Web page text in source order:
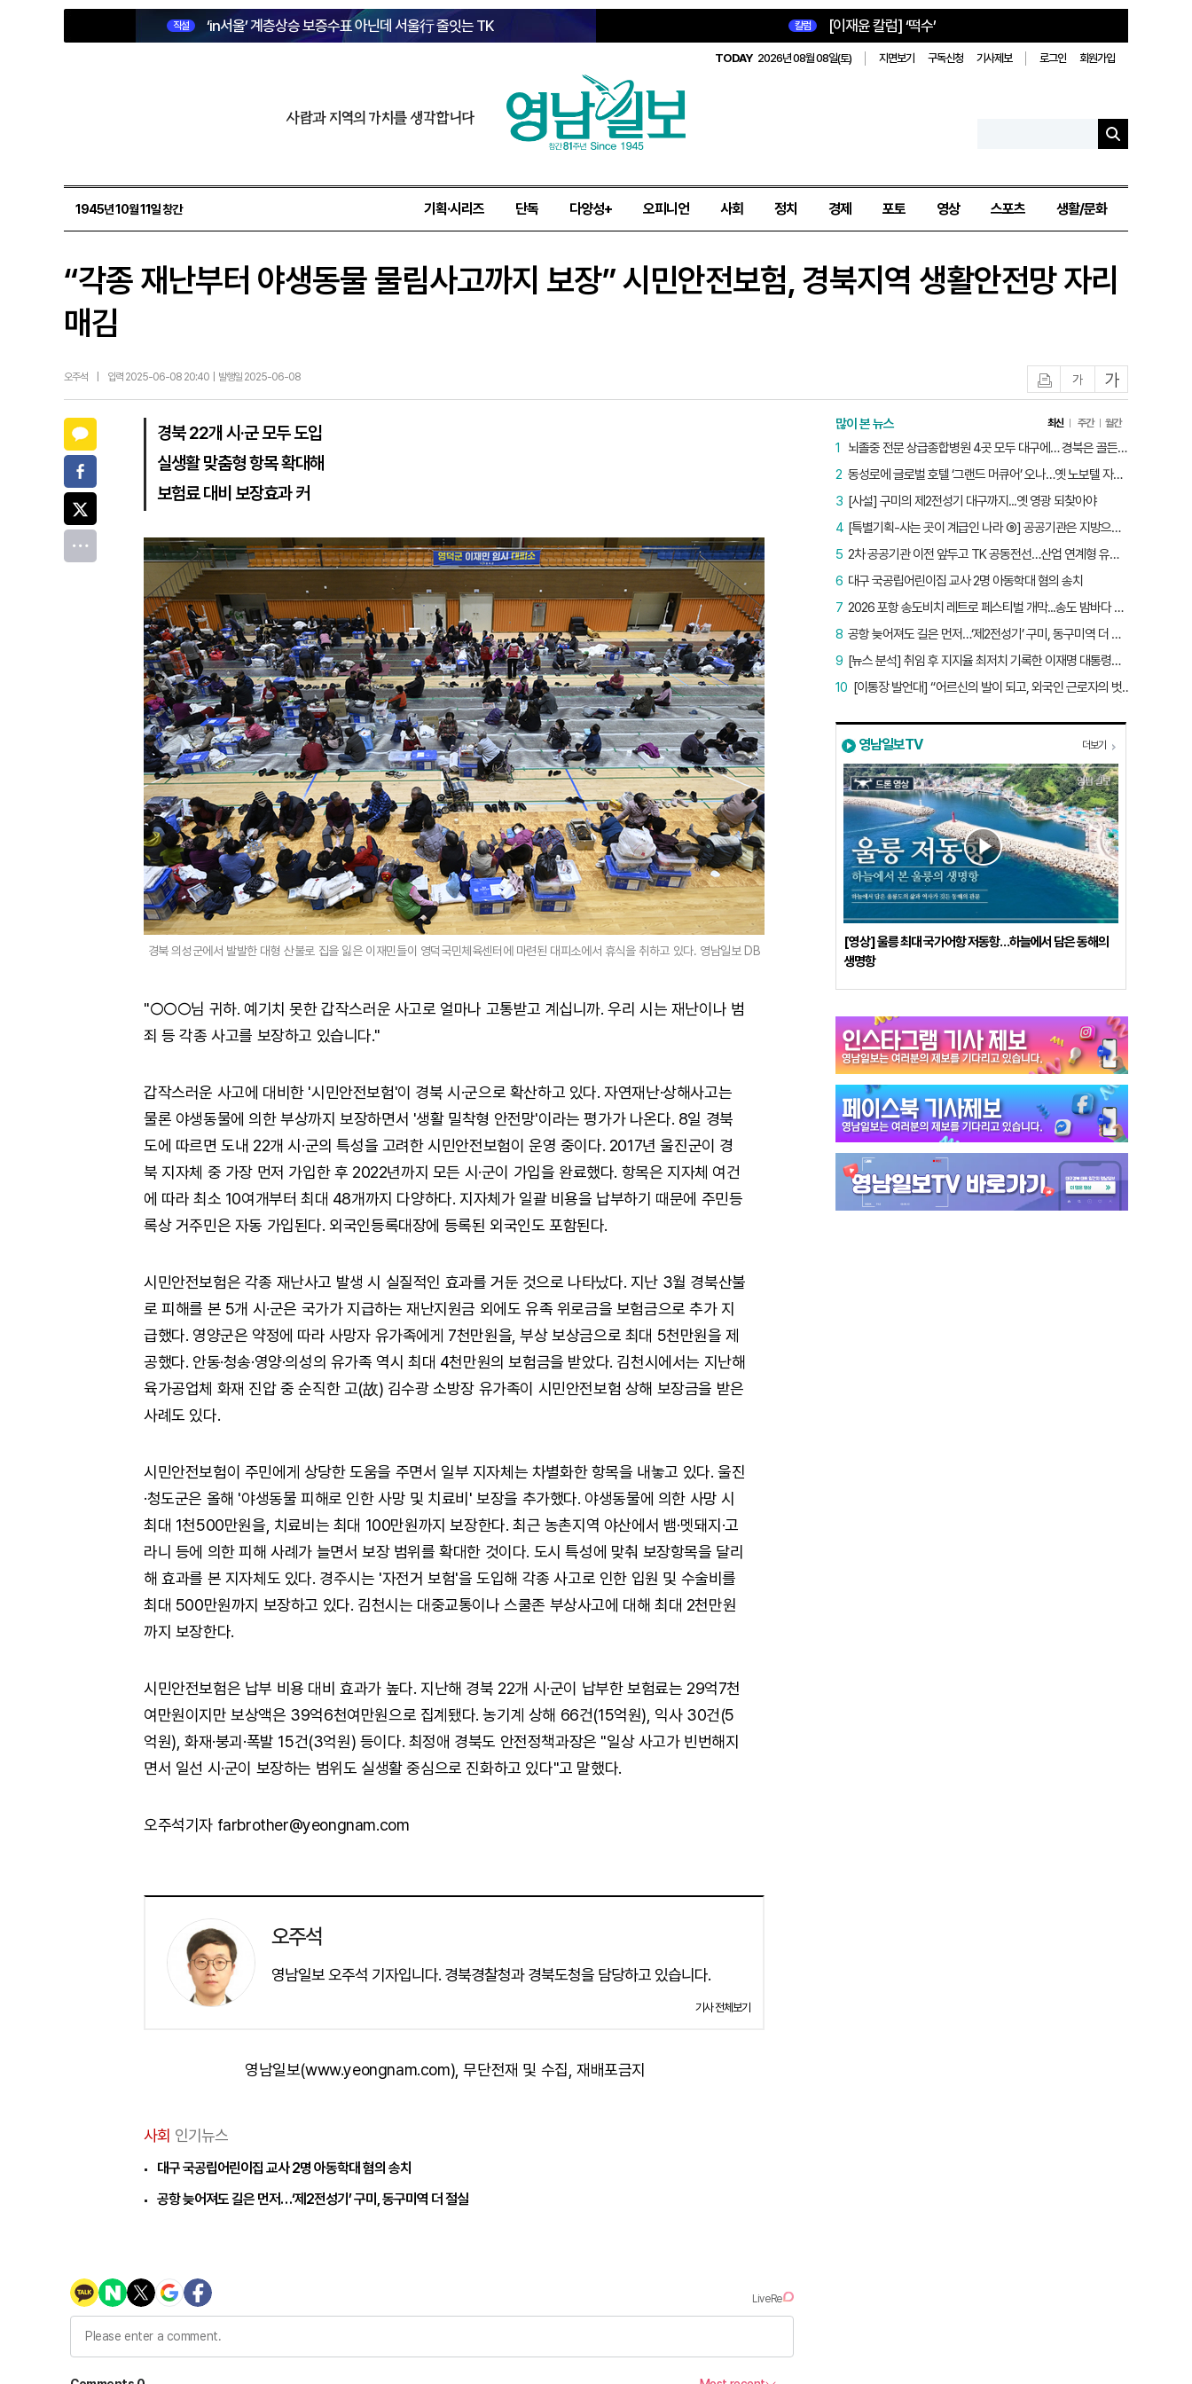
직설 ‘in서울’ 계층상승 보증수표 아닌데 서울行 줄잇는 TK 칼럼 [이재윤 칼럼] ‘떡수’
TODAY 2026년 08월 08일(토) 지면보기 구독신청 기사제보 로그인 회원가입
사람과 지역의 가치를 생각합니다
1945년 10월 11일 창간 기획·시리즈 단독 다양성+ 오피니언 사회 정치 경제 포토 영상 스포츠 생활/문화
“각종 재난부터 야생동물 물림사고까지 보장” 시민안전보험, 경북지역 생활안전망 자리
매김
오주석 입력 2025-06-08 20:40 | 발행일 2025-06-08 글자작게글자크게
경북 22개 시·군 모두 도입
실생활 맞춤형 항목 확대해
보험료 대비 보장효과 커
경북 의성군에서 발발한 대형 산불로 집을 잃은 이재민들이 영덕국민체육센터에 마련된 대피소에서 휴식을 취하고 있다. 영남일보 DB
"○○○님 귀하. 예기치 못한 갑작스러운 사고로 얼마나 고통받고 계십니까. 우리 시는 재난이나 범
죄 등 각종 사고를 보장하고 있습니다."
갑작스러운 사고에 대비한 '시민안전보험'이 경북 시·군으로 확산하고 있다. 자연재난·상해사고는
물론 야생동물에 의한 부상까지 보장하면서 '생활 밀착형 안전망'이라는 평가가 나온다. 8일 경북
도에 따르면 도내 22개 시·군의 특성을 고려한 시민안전보험이 운영 중이다. 2017년 울진군이 경
북 지자체 중 가장 먼저 가입한 후 2022년까지 모든 시·군이 가입을 완료했다. 항목은 지자체 여건
에 따라 최소 10여개부터 최대 48개까지 다양하다. 지자체가 일괄 비용을 납부하기 때문에 주민등
록상 거주민은 자동 가입된다. 외국인등록대장에 등록된 외국인도 포함된다.
시민안전보험은 각종 재난사고 발생 시 실질적인 효과를 거둔 것으로 나타났다. 지난 3월 경북산불
로 피해를 본 5개 시·군은 국가가 지급하는 재난지원금 외에도 유족 위로금을 보험금으로 추가 지
급했다. 영양군은 약정에 따라 사망자 유가족에게 7천만원을, 부상 보상금으로 최대 5천만원을 제
공했다. 안동·청송·영양·의성의 유가족 역시 최대 4천만원의 보험금을 받았다. 김천시에서는 지난해
육가공업체 화재 진압 중 순직한 고(故) 김수광 소방장 유가족이 시민안전보험 상해 보장금을 받은
사례도 있다.
시민안전보험이 주민에게 상당한 도움을 주면서 일부 지자체는 차별화한 항목을 내놓고 있다. 울진
·청도군은 올해 '야생동물 피해로 인한 사망 및 치료비' 보장을 추가했다. 야생동물에 의한 사망 시
최대 1천500만원을, 치료비는 최대 100만원까지 보장한다. 최근 농촌지역 야산에서 뱀·멧돼지·고
라니 등에 의한 피해 사례가 늘면서 보장 범위를 확대한 것이다. 도시 특성에 맞춰 보장항목을 달리
해 효과를 본 지자체도 있다. 경주시는 '자전거 보험'을 도입해 각종 사고로 인한 입원 및 수술비를
최대 500만원까지 보장하고 있다. 김천시는 대중교통이나 스쿨존 부상사고에 대해 최대 2천만원
까지 보장한다.
시민안전보험은 납부 비용 대비 효과가 높다. 지난해 경북 22개 시·군이 납부한 보험료는 29억7천
여만원이지만 보상액은 39억6천여만원으로 집계됐다. 농기계 상해 66건(15억원), 익사 30건(5
억원), 화재·붕괴·폭발 15건(3억원) 등이다. 최정애 경북도 안전정책과장은 "일상 사고가 빈번해지
면서 일선 시·군이 보장하는 범위도 실생활 중심으로 진화하고 있다"고 말했다.
오주석기자 farbrother@yeongnam.com
오주석
영남일보 오주석 기자입니다. 경북경찰청과 경북도청을 담당하고 있습니다.
기사 전체보기
영남일보(www.yeongnam.com), 무단전재 및 수집, 재배포금지
사회 인기뉴스
대구 국공립어린이집 교사 2명 아동학대 혐의 송치
공항 늦어져도 길은 먼저…‘제2전성기’ 구미, 동구미역 더 절실
많이 본 뉴스 최신 주간 월간
뇌졸중 전문 상급종합병원 4곳 모두 대구에… 경북은 골든타임 사각지대
1
동성로에 글로벌 호텔 ‘그랜드 머큐어’ 오나…옛 노보텔 자리 사무실 개설
2
[사설] 구미의 제2전성기 대구까지...옛 영광 되찾아야
3
[특별기획-사는 곳이 계급인 나라 ⑨] 공공기관은 지방으로 왔지만, 그들이 사는 곳은 서울이었다
4
2차 공공기관 이전 앞두고 TK 공동전선…산업 연계형 유치 승부수
5
대구 국공립어린이집 교사 2명 아동학대 혐의 송치
6
2026 포항 송도비치 레트로 페스티벌 개막...송도 밤바다 달군 레트로 열기
7
공항 늦어져도 길은 먼저…‘제2전성기’ 구미, 동구미역 더 절실
8
[뉴스 분석] 취임 후 지지율 최저치 기록한 이재명 대통령…왜?
9
[이통장 발언대] “어르신의 발이 되고, 외국인 근로자의 벗이 되고”…박상철 이장의 ‘사람 농사’
10
영남일보TV 더보기
[영상] 울릉 최대 국가어항 저동항…하늘에서 담은 동해의
생명항